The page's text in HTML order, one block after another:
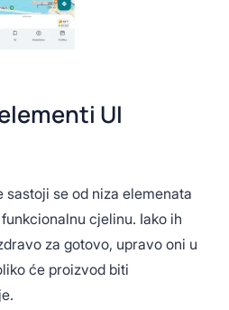
UI
se od niza elemenata
cjelinu. Iako ih
za gotovo, upravo oni u
će proizvod biti